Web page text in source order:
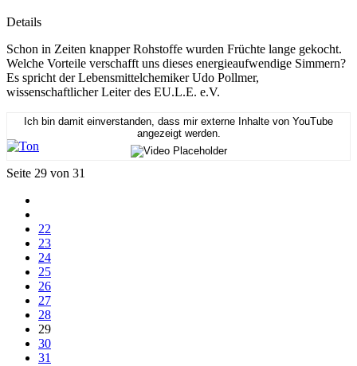
Details
Schon in Zeiten knapper Rohstoffe wurden Früchte lange gekocht.
Welche Vorteile verschafft uns dieses energieaufwendige Simmern?
Es spricht der Lebensmittelchemiker Udo Pollmer,
wissenschaftlicher Leiter des EU.L.E. e.V.
Ich bin damit einverstanden, dass mir externe Inhalte von YouTube
angezeigt werden.
Seite 29 von 31
22
23
24
25
26
27
28
29
30
31